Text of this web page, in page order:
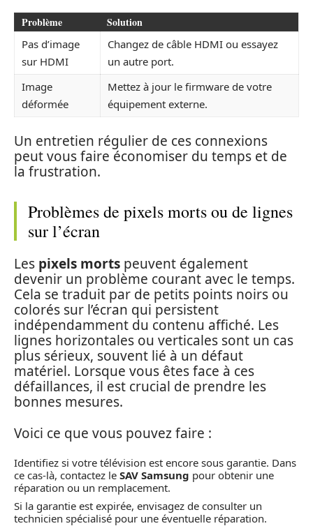
Problème Solution
Pas d’image
sur HDMI
Changez de câble HDMI ou essayez
un autre port.
Image
déformée
Mettez à jour le firmware de votre
équipement externe.
Un entretien régulier de ces connexions
peut vous faire économiser du temps et de
la frustration.
Problèmes de pixels morts ou de lignes
sur l’écran
Les pixels morts peuvent également
devenir un problème courant avec le temps.
Cela se traduit par de petits points noirs ou
colorés sur l’écran qui persistent
indépendamment du contenu affiché. Les
lignes horizontales ou verticales sont un cas
plus sérieux, souvent lié à un défaut
matériel. Lorsque vous êtes face à ces
défaillances, il est crucial de prendre les
bonnes mesures.
Voici ce que vous pouvez faire :
Identifiez si votre télévision est encore sous garantie. Dans
ce cas-là, contactez le SAV Samsung pour obtenir une
réparation ou un remplacement.
Si la garantie est expirée, envisagez de consulter un
technicien spécialisé pour une éventuelle réparation.